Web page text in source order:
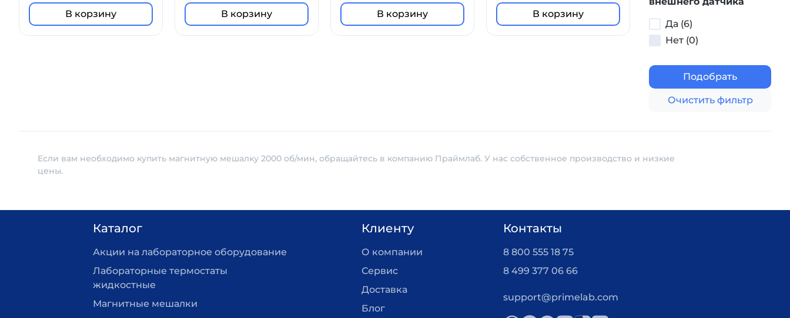
В корзину В корзину В корзину
современном рынке.
В корзину
Да (6)
Нет (0)
Подобрать
Очистить фильтр
Если вам необходимо купить магнитную мешалку 2000 об/мин, обращайтесь в компанию Праймлаб. У нас собственное производство и низкие
цены.
Каталог
Акции на лабораторное оборудование
Лабораторные термостаты
жидкостные
Магнитные мешалки
Клиенту
О компании
Сервис
Доставка
Блог
Контакты
8 800 555 18 75
8 499 377 06 66
support@primelab.com